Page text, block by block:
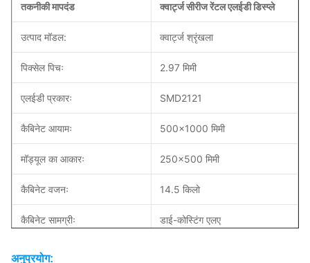
तकनीकी मापदंड क्वार्ट्ज सीरीज रेंटल एलईडी डिस्प्ले
उत्पाद मॉडल: क्वार्ट्ज श्रृंखला
पिक्सेल पिचः 2.97 मिमी
एलईडी प्रकारः SMD2121
कैबिनेट आयामः 500×1000 मिमी
मॉड्यूल का आकारः 250x500 मिमी
कैबिनेट वजनः 14.5 किलो
कैबिनेट सामग्रीः डाई-कोस्टिंग एलए
चमकः
अनुप्रयोग: